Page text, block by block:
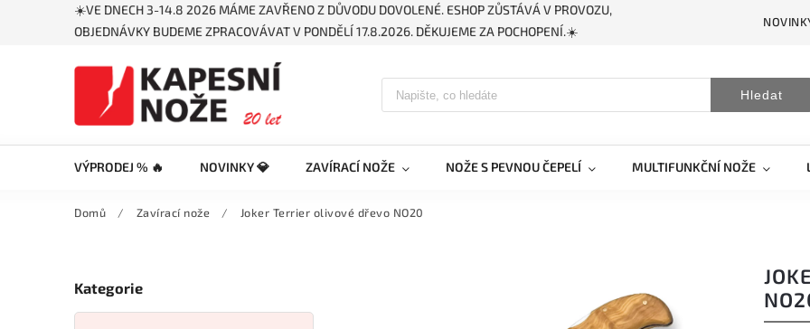
☀️VE DNECH 3-14.8 2026 MÁME ZAVŘENO Z DŮVODU DOVOLENÉ. ESHOP ZŮSTÁVÁ V PROVOZU,
OBJEDNÁVKY BUDEME ZPRACOVÁVAT V PONDĚLÍ 17.8.2026. DĚKUJEME ZA POCHOPENÍ.☀️
Hledat
VÝPRODEJ % 🔥 NOVINKY 💎 ZAVÍRACÍ NOŽE NOŽE S PEVNOU ČEPELÍ MULTIFUNKČNÍ NOŽE
Domů / Zavírací nože / Joker Terrier olivové dřevo NO20
Kategorie